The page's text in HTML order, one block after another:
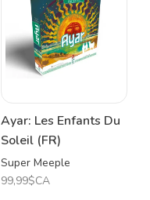
Ayar: Les Enfants Du
Soleil (FR)
Super Meeple
99,99$CA